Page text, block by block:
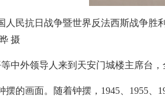
人民抗日战争暨世界反法西斯战争
摄
外领导人来到天安门城楼主席台，
画面。随着钟摆，1945、1955、